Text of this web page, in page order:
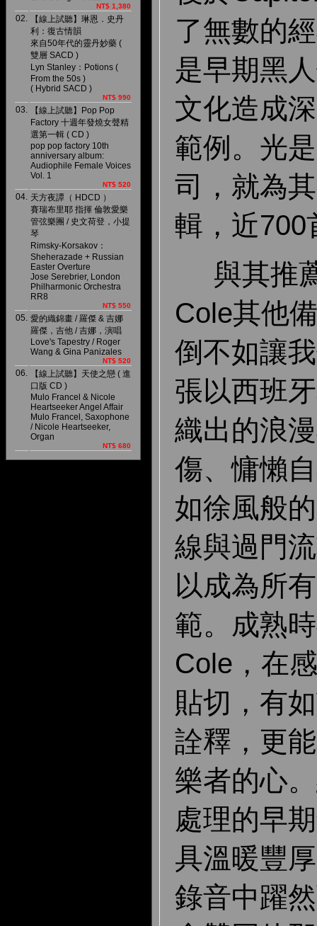
NT$ 1,380
02.
【線上試聽】琳恩．史丹
利：復古情韻
來自50年代的靈丹妙藥 (
雙層 SACD )
Lyn Stanley：Potions (
From the 50s )
( Hybrid SACD )
NT$ 990
03.
【線上試聽】Pop Pop
Factory 十週年發燒女聲精
選第一輯 ( CD )
pop pop factory 10th
anniversary album:
Audiophile Female Voices
Vol. 1
NT$ 520
04. 天方夜譚（ HDCD ）
賽瑞布里耶 指揮 倫敦愛樂
管弦樂團 / 史文荷登，小提
琴
Rimsky-Korsakov：
Sheherazade + Russian
Easter Overture
Jose Serebrier, London
Philharmonic Orchestra
RR8
NT$ 550
05. 愛的織錦畫 / 羅傑 & 吉娜
羅傑，吉他 / 吉娜，演唱
Love's Tapestry / Roger
Wang & Gina Panizales
NT$ 520
06.
【線上試聽】天使之戀 ( 進
口版 CD )
Mulo Francel & Nicole
Heartseeker Angel Affair
Mulo Francel, Saxophone
/ Nicole Heartseeker,
Organ
NT$ 680
了無數的
是早期黑
文化造成
範例。光
司，就為
輯，近700
與其推
Cole其他
倒不如讓
張以西班
織出的浪
傷、慵懶
如徐風般
線與過門
以成為所
範。成熟
Cole，在
貼切，有
詮釋，更
樂者的心
處理的早
具溫暖豐
錄音中躍